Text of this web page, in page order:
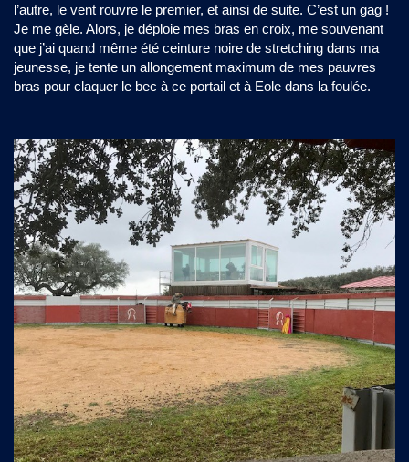
l’autre, le vent rouvre le premier, et ainsi de suite. C’est un gag !
Je me gèle. Alors, je déploie mes bras en croix, me souvenant
que j’ai quand même été ceinture noire de stretching dans ma
jeunesse, je tente un allongement maximum de mes pauvres
bras pour claquer le bec à ce portail et à Eole dans la foulée.